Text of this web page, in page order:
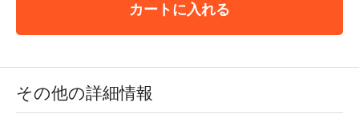
カートに入れる
その他の詳細情報